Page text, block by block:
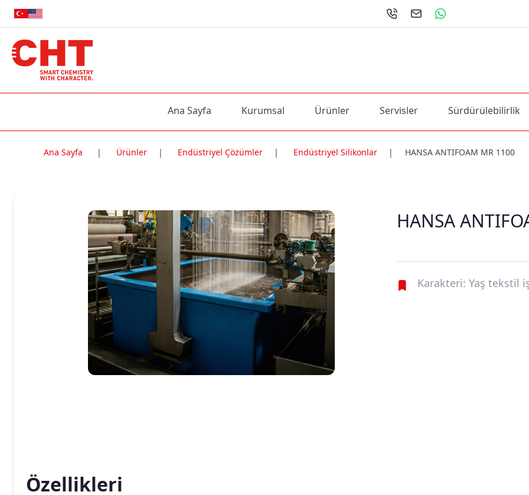
Ana Sayfa Kurumsal Ürünler Servisler Sürdürülebilirlik
Ana Sayfa | Ürünler | Endüstriyel Çözümler | Endüstriyel Silikonlar | HANSA ANTIFOAM MR 1100
HANSA
Karakteri: Yaş tekstil
Özellikleri